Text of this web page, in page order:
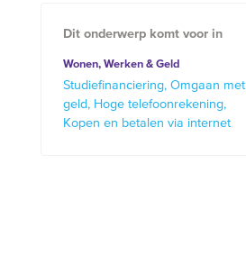
Dit onderwerp komt voor in
Wonen, Werken & Geld
Studiefinanciering Omgaan met
geld
Hoge telefoonrekening
Kopen en betalen via internet